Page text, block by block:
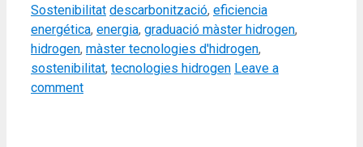
Sostenibilitat Tags
descarbonització, eficiencia
energética, energia, graduació màster hidrogen,
hidrogen, màster tecnologies d'hidrogen,
sostenibilitat, tecnologies hidrogen Leave a
comment